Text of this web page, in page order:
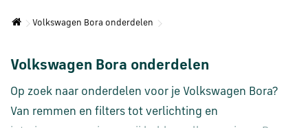
Volkswagen
SEAT
onderdelen
Volkswagen Bora onderdelen
Volkswagen Bora onderdelen
Op zoek naar onderdelen voor je Volkswagen Bora?
Van remmen en filters tot verlichting en